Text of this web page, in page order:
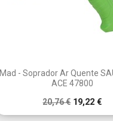
Vista rápida
Mad - Soprador Ar Quente
ACE 47800
20,76 € 19,22 €